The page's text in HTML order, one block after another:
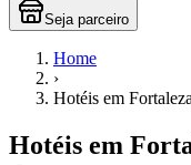
Seja parceiro
Home
›
Hotéis em Fortaleza
Hotéis em